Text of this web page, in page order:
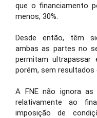
que o financiamento
menos, 30%.
Desde então, têm
ambas as partes no
permitam
porém, sem
A FNE não ignora
relativamente ao
imposição de